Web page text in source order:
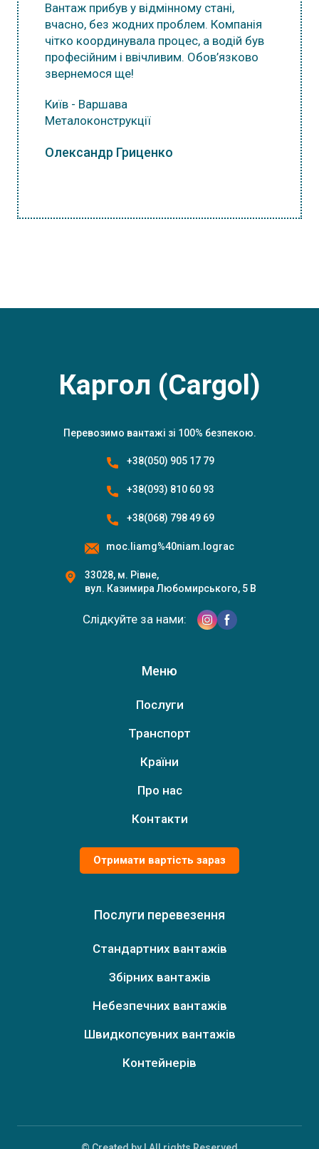
Вантаж прибув у відмінному стані,
вчасно, без жодних проблем. Компанія
чітко координувала процес, а водій був
професійним і ввічливим. Обов’язково
звернемося ще!
Київ - Варшава
Металоконструкції
Олександр Гриценко
Каргол (Cargol)
Перевозимо вантажі зі 100% безпекою.
+38(050) 905 17 79
+38(093) 810 60 93
+38(068) 798 49 69
Additional Icons
moc.liamg%40niam.lograc
33028, м. Рівне,
вул. Казимира Любомирського, 5 В
Слідкуйте за нами:
Меню
Послуги
Транспорт
Країни
Про нас
Контакти
Отримати вартість зараз
Послуги перевезення
Стандартних вантажів
Збірних вантажів
Небезпечних вантажів
Швидкопсувних вантажів
Контейнерів